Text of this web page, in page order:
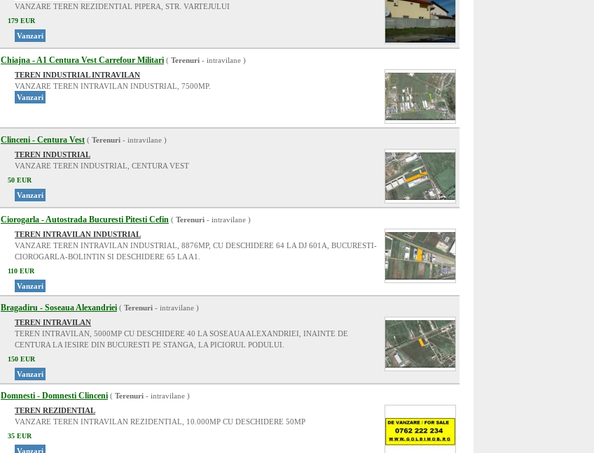
VANZARE TEREN REZIDENTIAL PIPERA, STR. VARTEJULUI
179 EUR
Vanzari
Chiajna - A1 Centura Vest Carrefour Militari ( Terenuri - intravilane )
TEREN INDUSTRIAL INTRAVILAN
VANZARE TEREN INTRAVILAN INDUSTRIAL, 7500MP.
Vanzari
Clinceni - Centura Vest ( Terenuri - intravilane )
TEREN INDUSTRIAL
VANZARE TEREN INDUSTRIAL, CENTURA VEST
50 EUR
Vanzari
Ciorogarla - Autostrada Bucuresti Pitesti Cefin ( Terenuri - intravilane )
TEREN INTRAVILAN INDUSTRIAL
VANZARE TEREN INTRAVILAN INDUSTRIAL, 8876MP, CU DESCHIDERE 64 LA DJ 601A, BUCURESTI-
CIOROGARLA-BOLINTIN SI DESCHIDERE 65 LA A1.
110 EUR
Vanzari
Bragadiru - Soseaua Alexandriei ( Terenuri - intravilane )
TEREN INTRAVILAN
TEREN INTRAVILAN, 5000MP CU DESCHIDERE 40 LA SOSEAUA ALEXANDRIEI, INAINTE DE
CENTURA LA IESIRE DIN BUCURESTI PE STANGA, LA PICIORUL PODULUI.
150 EUR
Vanzari
Domnesti - Domnesti Clinceni ( Terenuri - intravilane )
TEREN REZIDENTIAL
VANZARE TEREN INTRAVILAN REZIDENTIAL, 10.000MP CU DESCHIDERE 50MP
35 EUR
Vanzari